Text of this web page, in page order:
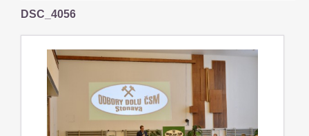
DSC_4056